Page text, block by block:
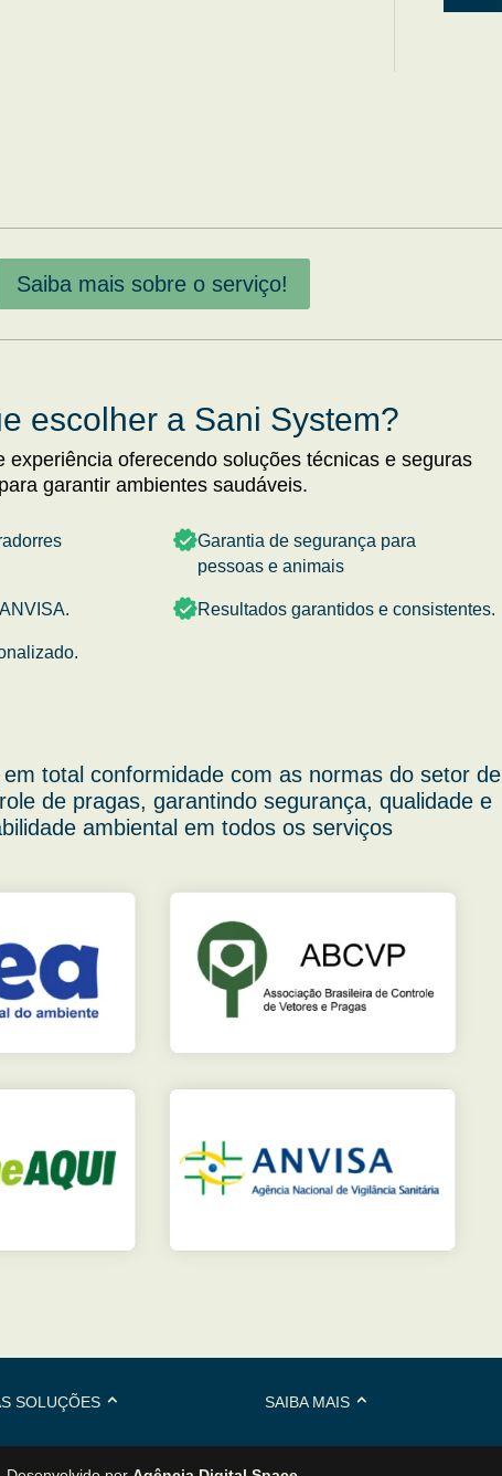
Saiba mais sobre o serviço!
escolher a Sani System?
experiência oferecendo soluções técnicas e seguras
para garantir ambientes saudáveis.
Garantia de segurança para
pessoas e animais
Resultados garantidos e consistentes.
total conformidade com as normas do setor de
de pragas, garantindo segurança, qualidade e
ambiental em todos os serviços
SOLUÇÕES SAIBA MAIS